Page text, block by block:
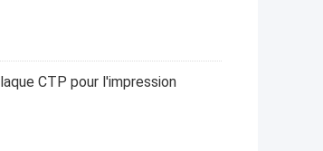
CTP pour l'impression